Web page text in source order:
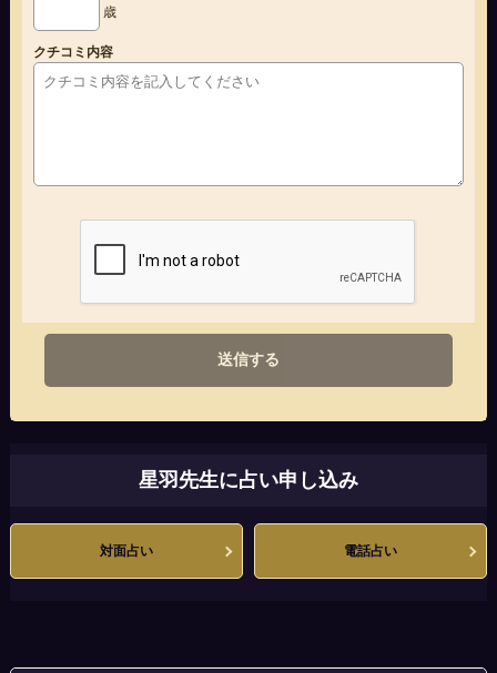
歳
クチコミ内容
送信する
星羽先生に占い申し込み
対面占い 電話占い